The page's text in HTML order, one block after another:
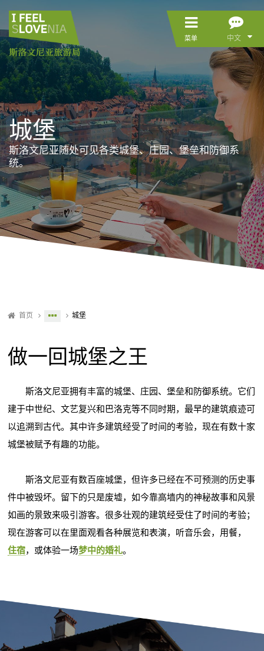
菜单 中文
城堡
斯洛文尼亚随处可见各类城堡、庄园、堡垒和防御系
统。
首页 城堡
做一回城堡之王
斯洛文尼亚拥有丰富的城堡、庄园、堡垒和防御系统。它们
建于中世纪、文艺复兴和巴洛克等不同时期，最早的建筑痕迹可
以追溯到古代。其中许多建筑经受了时间的考验，现在有数十家
城堡被赋予有趣的功能。
斯洛文尼亚有数百座城堡，但许多已经在不可预测的历史事
件中被毁坏。留下的只是废墟，如今靠高墙内的神秘故事和风景
如画的景致来吸引游客。很多壮观的建筑经受住了时间的考验；
现在游客可以在里面观看各种展览和表演，听音乐会，用餐，
住宿，或体验一场梦中的婚礼。